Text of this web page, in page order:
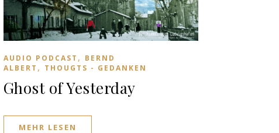
AUDIO PODCAST , BERND
ALBERT , THOUGTS - GEDANKEN
Ghost of Yesterday
MEHR LESEN